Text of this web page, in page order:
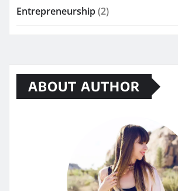
Entrepreneurship(2)
ABOUT AUTHOR